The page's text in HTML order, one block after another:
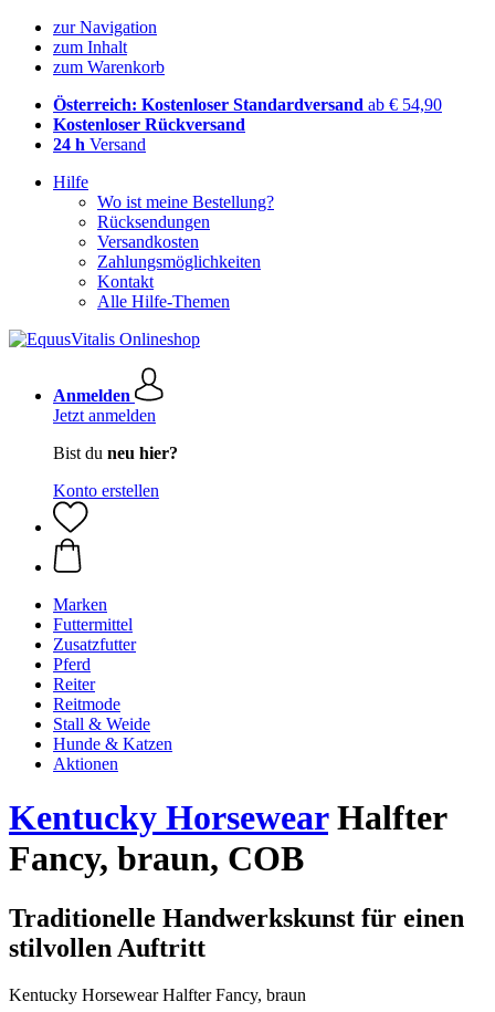
zur Navigation
zum Inhalt
zum Warenkorb
Österreich: Kostenloser Standardversand ab € 54,90
Kostenloser Rückversand
24 h Versand
Hilfe
Wo ist meine Bestellung?
Rücksendungen
Versandkosten
Zahlungsmöglichkeiten
Kontakt
Alle Hilfe-Themen
Anmelden
Jetzt anmelden
Bist du neu hier?
Konto erstellen
Marken
Futtermittel
Zusatzfutter
Pferd
Reiter
Reitmode
Stall & Weide
Hunde & Katzen
Aktionen
Kentucky HorsewearHalfter
Fancy, braun, COB
Traditionelle Handwerkskunst für einen
stilvollen Auftritt
Kentucky Horsewear Halfter Fancy, braun